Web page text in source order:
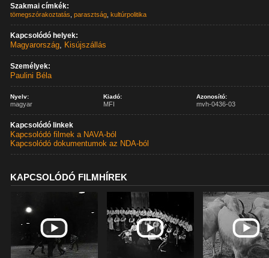
Szakmai címkék:
tömegszórakoztatás ,parasztság ,kultúrpolitika
Kapcsolódó helyek:
Magyarország, Kisújszállás
Személyek:
Paulini Béla
Nyelv:
magyar
Kiadó:
MFI
Azonosító:
mvh-0436-03
Kapcsolódó linkek
Kapcsolódó filmek a NAVA-ból
Kapcsolódó dokumentumok az NDA-ból
KAPCSOLÓDÓ FILMHÍREK